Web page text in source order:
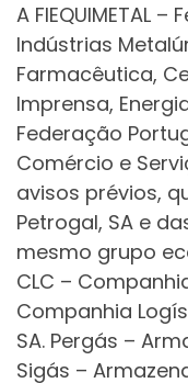
A FIEQUIMETAL
Indústrias
Farmacêutica,
Imprensa,
Federação
Comércio e
avisos prévios,
Petrogal, SA e
mesmo grupo
CLC –
Companhia
SA. Pergás –
Sigás –